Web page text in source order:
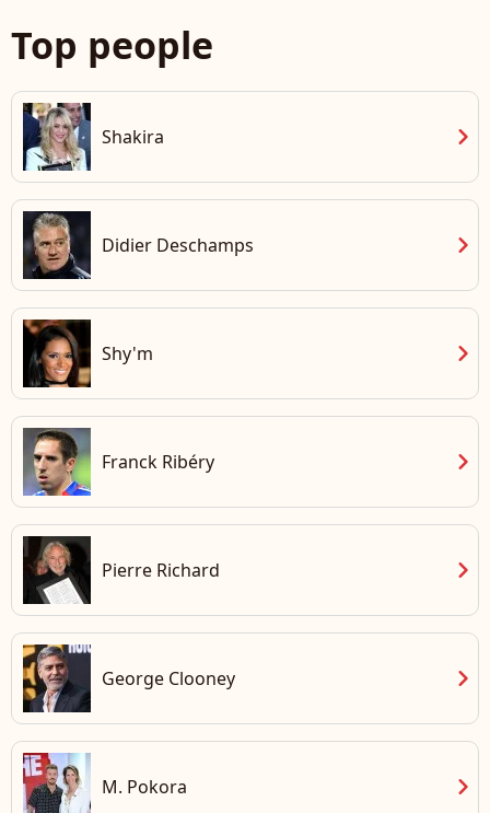
Top people
Shakira chevron_right
Didier Deschamps chevron_right
Shy'm chevron_right
Franck Ribéry chevron_right
Pierre Richard chevron_right
George Clooney chevron_right
M. Pokora chevron_right